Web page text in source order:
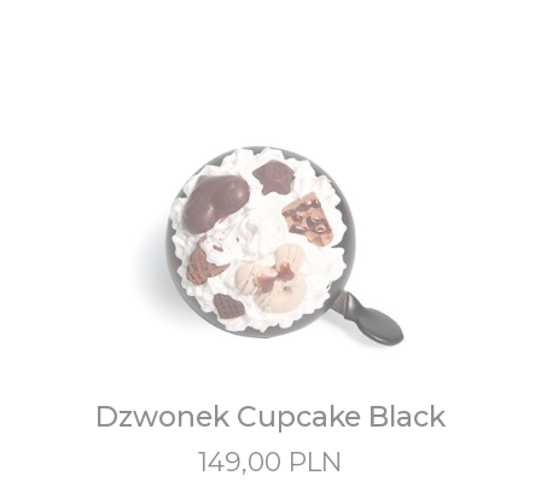
Dzwonek Cupcake Black
149,00 PLN